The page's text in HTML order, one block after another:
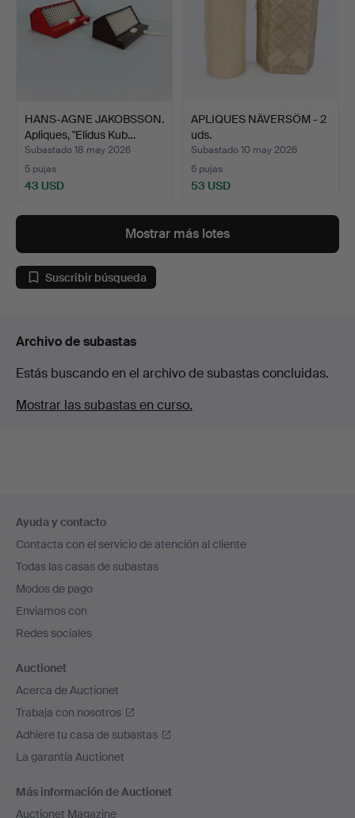
HANS-AGNE JAKOBSSON.
Apliques, "Elidus Kub…
Subastado 18 may 2026
5 pujas
43 USD
APLIQUES NÄVERSÖM - 2
uds.
Subastado 10 may 2026
6 pujas
53 USD
Mostrar más lotes
Suscribir búsqueda
Archivo de subastas
Estás buscando en el archivo de subastas concluidas.
Mostrar las subastas en curso.
en
el
pie
de
página
Ayuda y contacto
Contacta con el servicio de atención al cliente
Todas las casas de subastas
Modos de pago
Enviamos con
Redes sociales
Auctionet
Acerca de Auctionet
Trabaja con nosotros
Adhiere tu casa de subastas
La garantía Auctionet
Más información de Auctionet
Auctionet Magazine